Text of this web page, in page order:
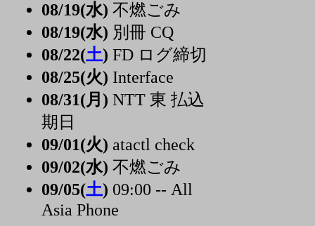
08/19(水) 不燃ごみ
08/19(水) 別冊 CQ
08/22(土) FD ログ締切
08/25(火) Interface
08/31(月) NTT 東 払込
期日
09/01(火) atactl check
09/02(水) 不燃ごみ
09/05(土) 09:00 -- All
Asia Phone